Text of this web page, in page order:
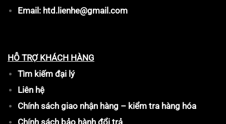
Email: htd.lienhe@gmail.com
HỖ TRỢ KHÁCH HÀNG
Tìm kiếm đại lý
Liên hệ
Chính sách giao nhận hàng – kiểm tra hàng hóa
Chính sách bảo hành đổi trả